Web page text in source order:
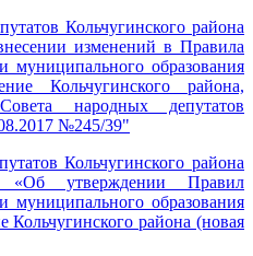
Кольчугинского района
изменений в Правила
муниципального образования
Кольчугинского района,
народных депутатов
№245/39"
Кольчугинского района
утверждении Правил
муниципального образования
Кольчугинского района (новая